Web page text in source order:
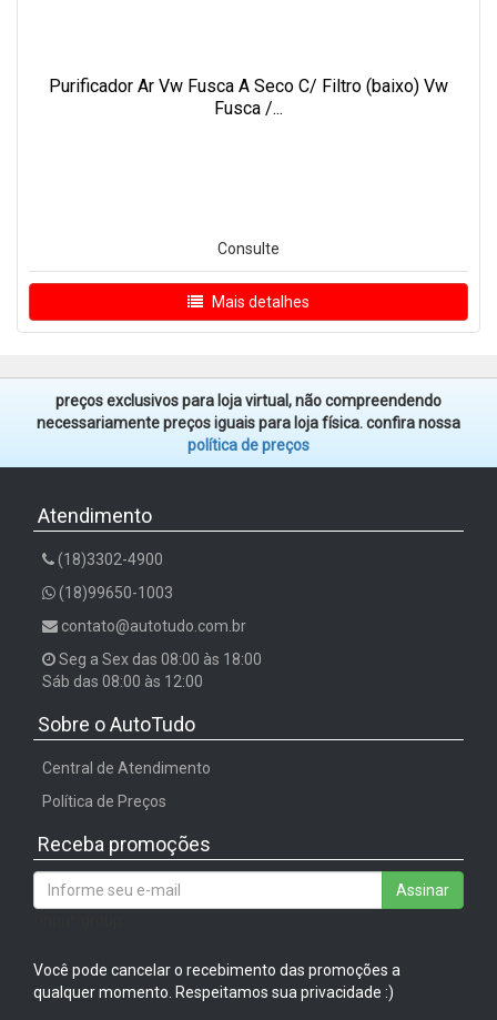
Purificador Ar Vw Fusca A Seco C/ Filtro (baixo) Vw
Fusca /...
Consulte
Mais detalhes
preços exclusivos para loja virtual, não compreendendo
necessariamente preços iguais para loja física. confira nossa
política de preços
Atendimento
(18)3302-4900
(18)99650-1003
contato@autotudo.com.br
Seg a Sex das 08:00 às 18:00
Sáb das 08:00 às 12:00
Sobre o AutoTudo
Central de Atendimento
Política de Preços
Receba promoções
Assinar
Você pode cancelar o recebimento das promoções a
qualquer momento. Respeitamos sua privacidade :)